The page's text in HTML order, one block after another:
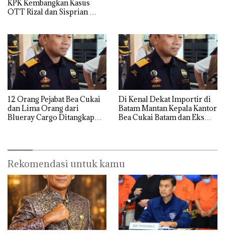
KPK Kembangkan Kasus
OTT Rizal dan Sisprian
12 Orang Pejabat Bea Cukai
dan Lima Orang dari
Blueray Cargo Ditangkap
Di Kenal Dekat Importir di
Batam Mantan Kepala Kantor
Bea Cukai Batam dan Eks
Rekomendasi untuk kamu